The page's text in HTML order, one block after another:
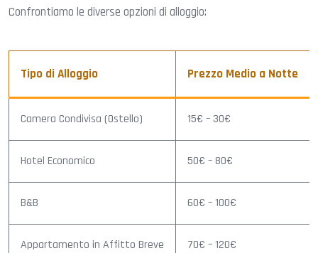
Confrontiamo le diverse opzioni di alloggio:
Tipo di Alloggio Prezzo Medio a Notte
Camera Condivisa (Ostello) 15€ – 30€
Hotel Economico 50€ – 80€
B&B 60€ – 100€
Appartamento in Affitto Breve 70€ – 120€